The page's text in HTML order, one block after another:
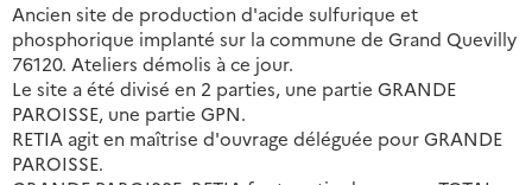
Ancien site de production d'acide sulfurique et
phosphorique implanté sur la commune de Grand Quevilly
76120. Ateliers démolis à ce jour.
Le site a été divisé en 2 parties, une partie GRANDE
PAROISSE, une partie GPN.
RETIA agit en maîtrise d'ouvrage déléguée pour GRANDE
PAROISSE.